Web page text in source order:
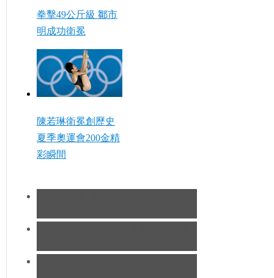
拳擊49公斤級 鄒市
明成功衛冕
陳若琳衛冕創歷史
夏季奧運會200金精
彩瞬間